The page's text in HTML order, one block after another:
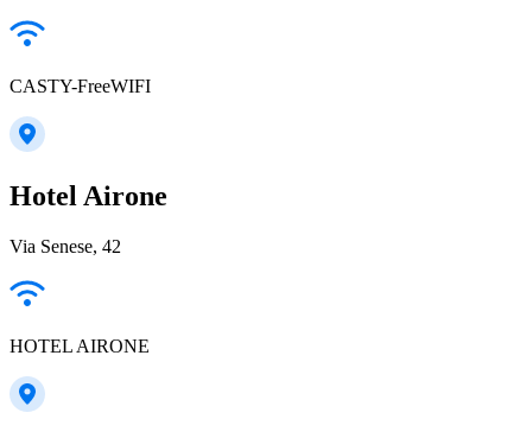
CASTY-FreeWIFI
Hotel Airone
Via Senese, 42
HOTEL AIRONE